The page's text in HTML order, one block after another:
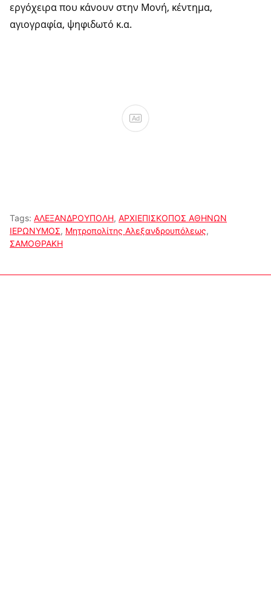
εργόχειρα που κάνουν στην Μονή, κέντημα,
αγιογραφία, ψηφιδωτό κ.α.
Ad
Tags: ΑΛΕΞΑΝΔΡΟΥΠΟΛΗ, ΑΡΧΙΕΠΙΣΚΟΠΟΣ ΑΘΗΝΩΝ
ΙΕΡΩΝΥΜΟΣ, Μητροπολίτης Αλεξανδρουπόλεως,
ΣΑΜΟΘΡΑΚΗ